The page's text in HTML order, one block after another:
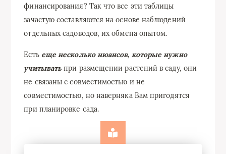
финансирования? Так что все эти таблицы
зачастую составляются на основе наблюдений
отдельных садоводов, их обмена опытом.
Есть еще несколько нюансов, которые нужно
учитывать при размещении растений в саду, они
не связаны с совместимостью и не
совместимостью, но наверняка Вам пригодятся
при планировке сада.